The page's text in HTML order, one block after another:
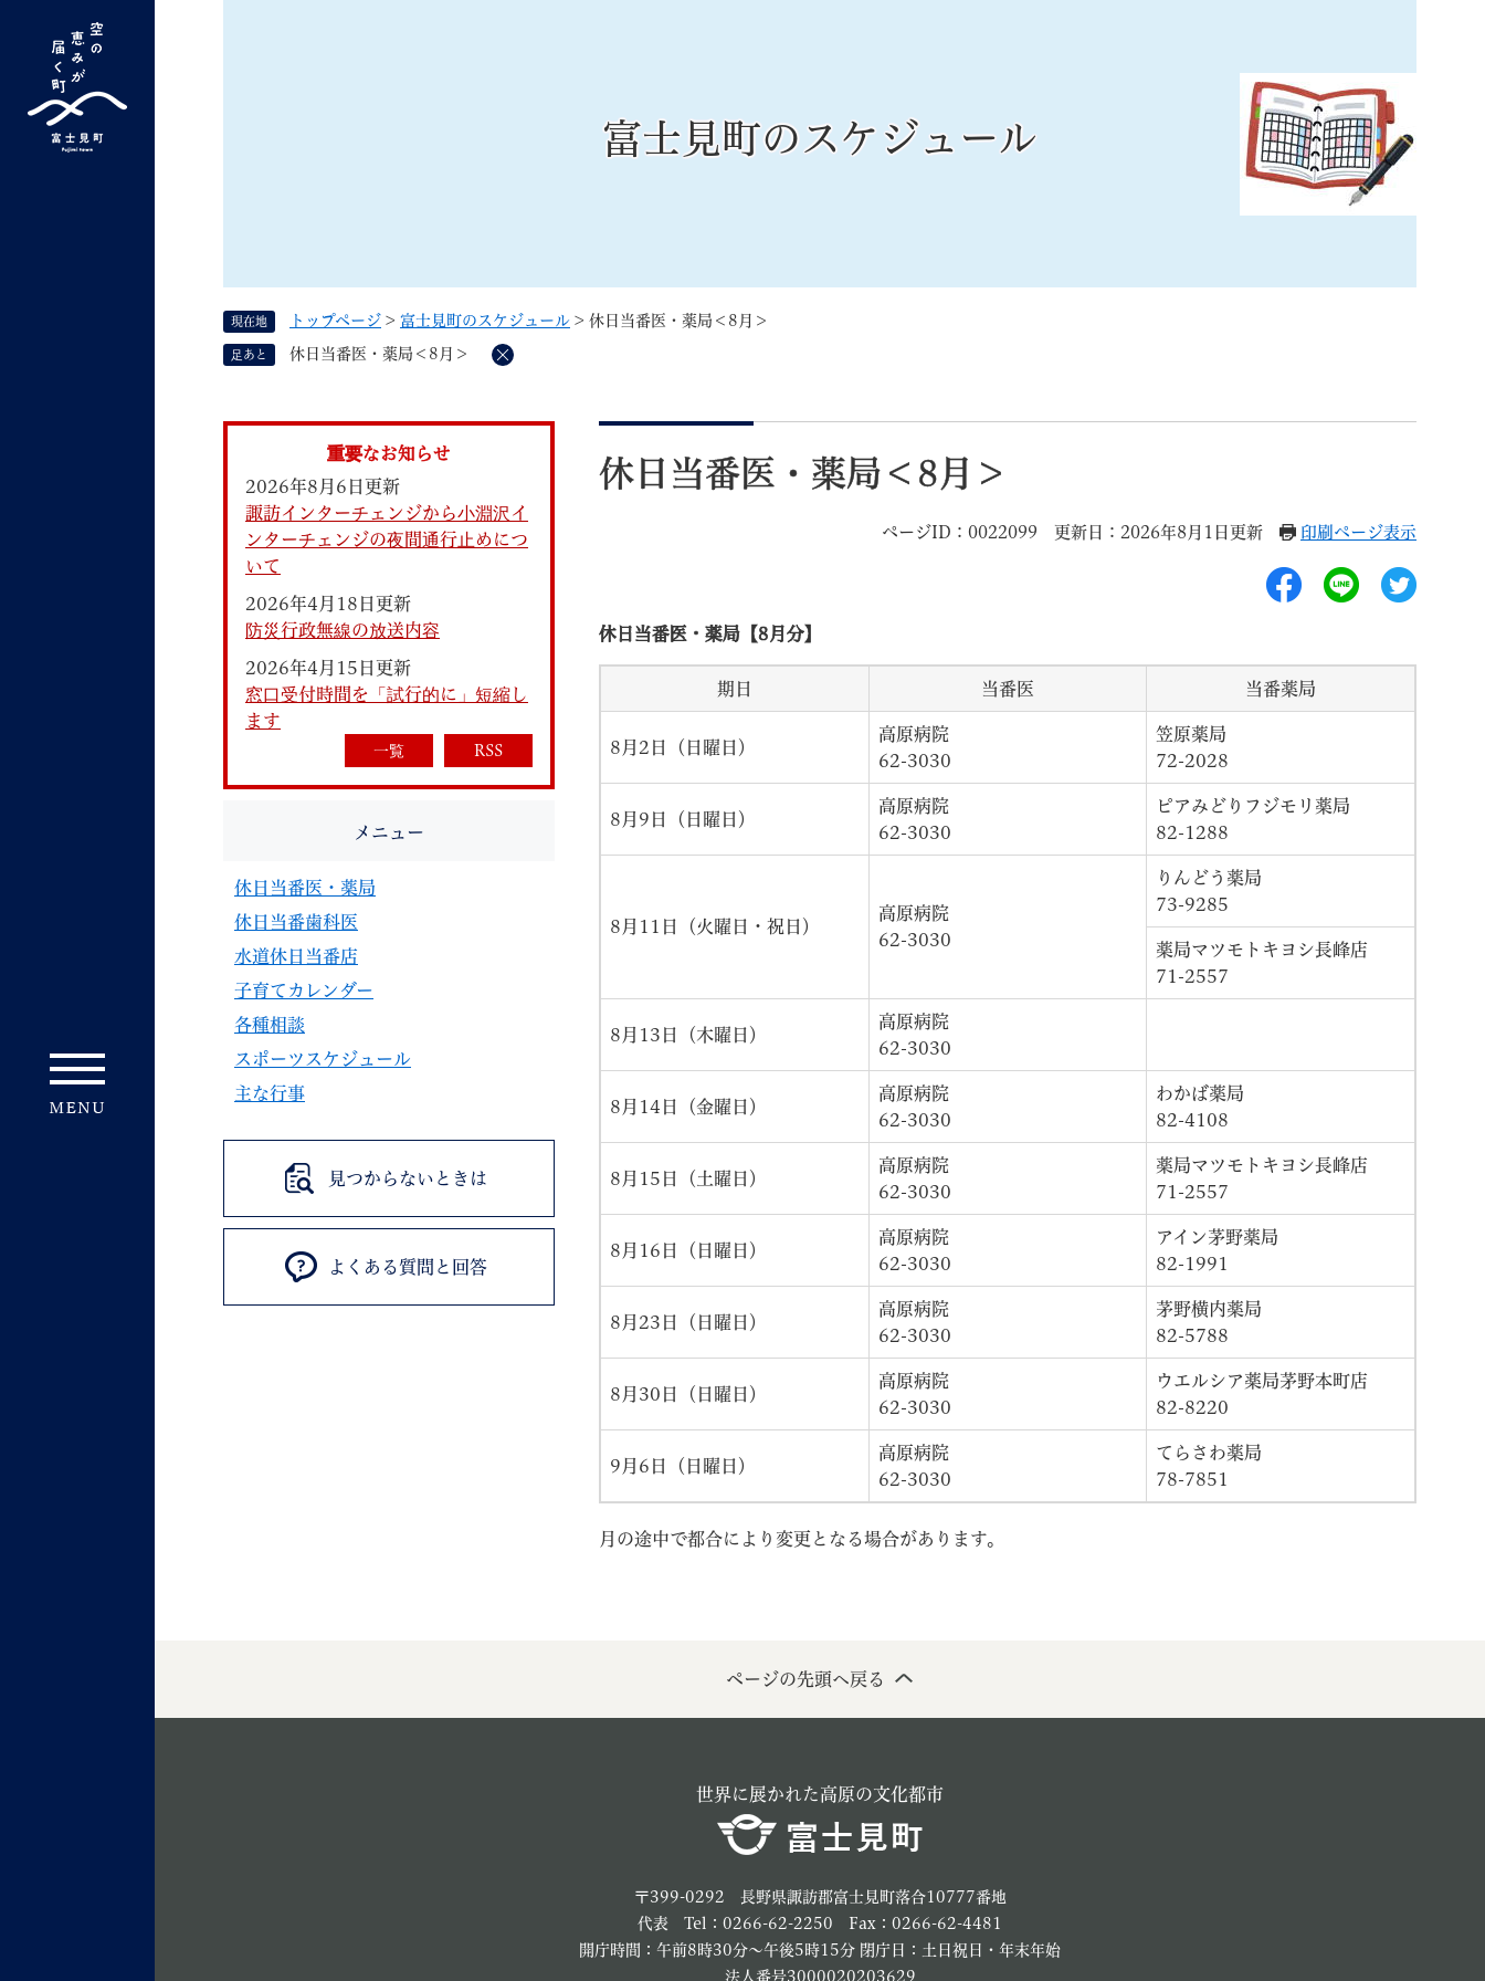
ム
すべて ページ PDF 記事ID検索
くらしの情報 しごと・町づくり
組織で探す
妊娠・出産 子育て 結婚・離婚 就職・退職 ご不幸
音声読み上げ 文字サイズ 標準 ページを一時保存する ご利用ガイド
携帯サイト
富士見町のスケジュール
現在地 トップページ > 富士見町のスケジュール > 休日当番医・薬局＜8月＞
足あと 休日当番医・薬局＜8月＞
削
文
休日当番医・薬局＜8月＞
ページID：0022099 更新日：2026年8月1日更新 印刷ページ表示
休日当番医・薬局【8月分】
期日 当番医 当番薬局
8月2日（日曜日）
高原病院
62-3030
笠原薬局
72-2028
8月9日（日曜日）
高原病院
62-3030
ピアみどりフジモリ薬局
82-1288
8月11日（火曜日・祝日）
高原病院
62-3030
りんどう薬局
73-9285
薬局マツモトキヨシ長峰店
71-2557
8月13日（木曜日）
高原病院
62-3030
8月14日（金曜日）
高原病院
62-3030
わかば薬局
82-4108
8月15日（土曜日）
高原病院
62-3030
薬局マツモトキヨシ長峰店
71-2557
8月16日（日曜日）
高原病院
62-3030
アイン茅野薬局
82-1991
8月23日（日曜日）
高原病院
62-3030
茅野横内薬局
82-5788
8月30日（日曜日）
高原病院
62-3030
ウエルシア薬局茅野本町店
82-8220
9月6日（日曜日）
高原病院
62-3030
てらさわ薬局
78-7851
月の途中で都合により変更となる場合があります。
重要なお知らせ
2026年8月6日更新
諏訪インターチェンジから小淵沢イ
ンターチェンジの夜間通行止めにつ
いて
2026年4月18日更新
防災行政無線の放送内容
2026年4月15日更新
窓口受付時間を「試行的に」短縮し
ます
一覧 RSS
メニュー
休日当番医・薬局
休日当番歯科医
水道休日当番店
子育てカレンダー
各種相談
スポーツスケジュール
主な行事
見つからないときは
よくある質問と回答
ページの先頭へ戻る
世界に展かれた高原の文化都市
〒399-0292 長野県諏訪郡富士見町落合10777番地
代表 Tel：0266-62-2250 Fax：0266-62-4481
開庁時間：午前8時30分～午後5時15分 閉庁日：土日祝日・年末年始
法人番号3000020203629